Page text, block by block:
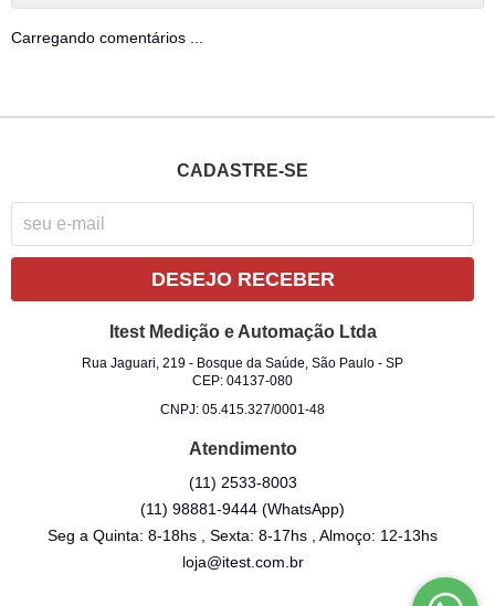
Carregando comentários ...
CADASTRE-SE
DESEJO RECEBER
Itest Medição e Automação Ltda
Rua Jaguari, 219 - Bosque da Saúde, São Paulo -SP
CEP: 04137-080
CNPJ: 05.415.327/0001-48
Atendimento
(11) 2533-8003
(11) 98881-9444(WhatsApp)
Seg a Quinta: 8-18hs , Sexta: 8-17hs , Almoço: 12-13hs
loja@itest.com.br